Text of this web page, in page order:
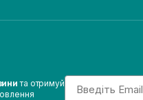
та отримуйEmail